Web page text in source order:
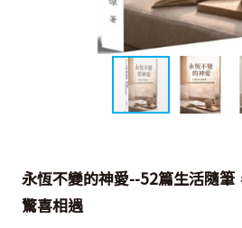
永恆不變的神愛--52篇生活隨筆
驚喜相遇